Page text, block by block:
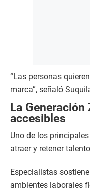
“Las personas
marca”, señaló
La
accesibles
Uno de los
atraer y retener
Especialistas
ambientes laborales